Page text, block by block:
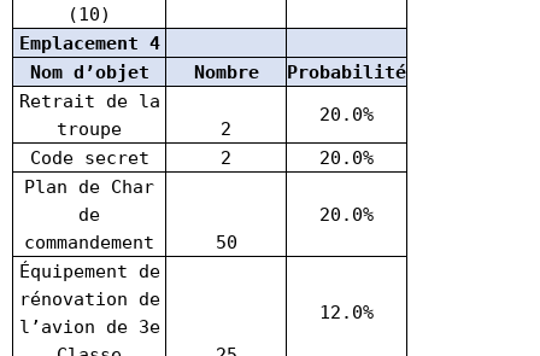
(10)
Emplacement 4
Nom d’objet
Nombre
Probabilité
Retrait de la
troupe
2
20.0%
Code secret 2
20.0%
Plan de Char
de
commandement
50
20.0%
Équipement de
rénovation de
l’avion de 3e
12.0%